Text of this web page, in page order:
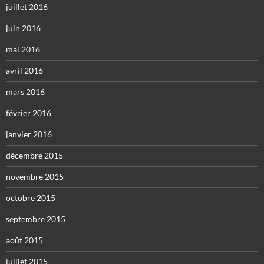
juillet 2016
juin 2016
mai 2016
avril 2016
mars 2016
février 2016
janvier 2016
décembre 2015
novembre 2015
octobre 2015
septembre 2015
août 2015
juillet 2015